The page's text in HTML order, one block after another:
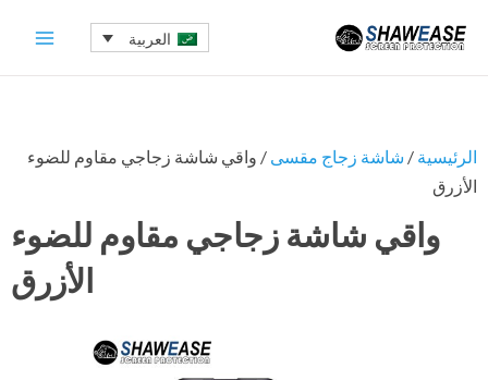
المحتوى
العربية
الرئيسية / شاشة زجاج مقسى / واقي شاشة زجاجي مقاوم للضوء
الأزرق
واقي شاشة زجاجي مقاوم للضوء
الأزرق